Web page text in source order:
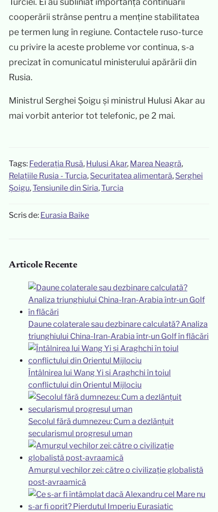
cooperării strânse pentru a menține stabilitatea
pe termen lung în regiune. Contactele ruso-turce
cu privire la aceste probleme vor continua, s-a
precizat în comunicatul ministerului apărării din
Rusia.
Ministrul Serghei Șoigu și ministrul Hulusi Akar au
mai vorbit anterior tot telefonic, pe 2 mai.
Tags: Federația Rusă, Hulusi Akar, Marea Neagră,
Relațiile Rusia - Turcia, Securitatea alimentară, Serghei
Șoigu,Tensiunile din Siria,Turcia
Scris de: Eurasia Baike
Articole Recente
Daune colaterale sau dezbinare calculată? Analiza
triunghiului China-Iran-Arabia într-un Golf în flăcări
Întâlnirea lui Wang Yi și Araghchi în toiul
conflictului din Orientul Mijlociu
Secolul fără dumnezeu: Cum a dezlănțuit
secularismul progresul uman
Amurgul vechilor zei: către o civilizație globalistă
post-avraamică